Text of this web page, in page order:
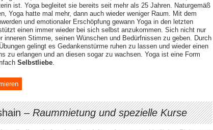
ist. Yoga begleitet sie bereits seit mehr als 25 Jahren. Naturgemäß
Yoga hatte mal mehr, dann auch wieder weniger Raum. Mit dem
und emotionaler Erschöpfung gewann Yoga in den letzten
einen immer wieder bei sich selbst anzukommen. Sich nicht nur
inneren Stimme, seinen Wünschen und Bedürfnissen zu geben. Durch
gelingt es Gedankenstürme ruhen zu lassen und wieder einen
zu erlangen und an diesen sogar zu wachsen. Yoga ist eine Form
Selbstliebe.
–Raummietung und spezielle Kurse